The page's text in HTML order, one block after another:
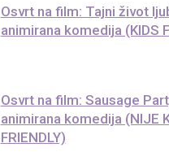
Osvrt na film: Tajni život
animirana komedija (KIDS
Osvrt na film: Sausage
animirana komedija (NIJE
FRIENDLY)